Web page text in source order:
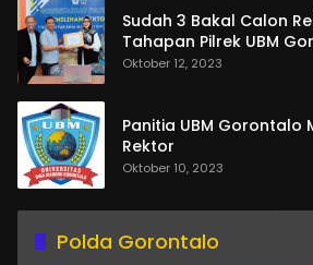
Sudah 3 Bakal Calon
Tahapan Pilrek UBM
Oktober 12, 2023
Panitia UBM Gorontalo
Rektor
Oktober 10, 2023
Polda Gorontalo